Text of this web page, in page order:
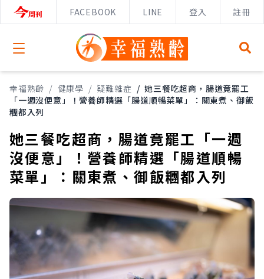
FACEBOOK LINE 登入 註冊
Open menu
幸福熟齡 / 健康學 / 疑難雜症 / 她三餐吃超商，腸道竟罷工
「一週沒便意」！營養師精選「腸道順暢菜單」：關東煮、御飯
糰都入列
她三餐吃超商，腸道竟罷工「一週
沒便意」！營養師精選「腸道順暢
菜單」：關東煮、御飯糰都入列